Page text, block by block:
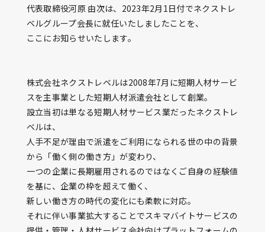
代表取締役河原 由次は、2023年2月1日付でネクストレ
ベルグループ会長に就任いたしましたことを、
ここにお知らせいたします。
株式会社ネクストレベルは2008年7月に短期人材サービ
スを主事業とした短期人材派遣会社として創業。
設立当初は単なる短期人材サービス業だったネクストレ
ベルは、
人手不足が理由で派遣をご利用になられる世の中の背景
から「働く側の働き方」が変わり、
一つの企業に長期雇用されるのではなくご自身の経験値
を基に、企業の枠を超えて働く、
新しい働き方の時代の変化にも柔軟に対応。
それに伴い事業拡大することでスキマバイトサービスの